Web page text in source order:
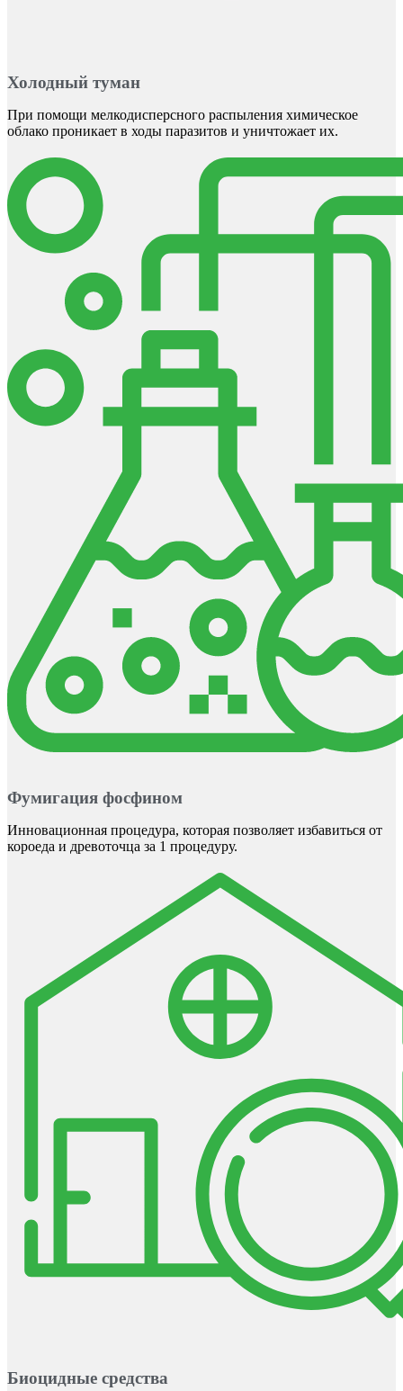
Холодный туман
При помощи мелкодисперсного распыления химическое
облако проникает в ходы паразитов и уничтожает их.
Фумигация фосфином
Инновационная процедура, которая позволяет избавиться от
короеда и древоточца за 1 процедуру.
Биоцидные средства